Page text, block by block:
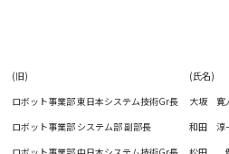
(旧)
(氏名)
ロボット事業部 東日本システム技術Gr長
大坂 寛
ロボット事業部 システム部 副部長
和田 淳